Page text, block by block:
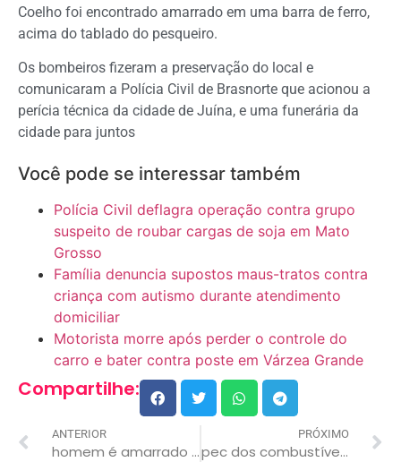
Coelho foi encontrado amarrado em uma barra de ferro,
acima do tablado do pesqueiro.
Os bombeiros fizeram a preservação do local e
comunicaram a Polícia Civil de Brasnorte que acionou a
perícia técnica da cidade de Juína, e uma funerária da
cidade para juntos
Você pode se interessar também
Polícia Civil deflagra operação contra grupo
suspeito de roubar cargas de soja em Mato
Grosso
Família denuncia supostos maus-tratos contra
criança com autismo durante atendimento
domiciliar
Motorista morre após perder o controle do
carro e bater contra poste em Várzea Grande
Compartilhe:
ANTERIOR
homem é amarrado em placa de sinalização após furtar veículo em mt
PRÓXIMO
pec dos combustíveis: se petrobras zerar aumentos, zero icms dos últimos 2 anos